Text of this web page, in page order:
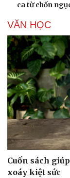
ca từ chốn
VĂN HỌC
Cuốn sách
xoáy kiệt sức